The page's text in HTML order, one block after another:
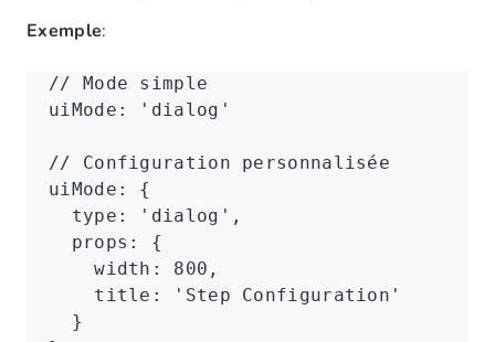
Exemple:
// Mode simple
uiMode : 'dialog'
// Configuration personnalisée
uiMode :
{
  type
: 'dialog' ,
  props
:
{
    width
: 800 ,
    title
:
'Step Configuration'
  }